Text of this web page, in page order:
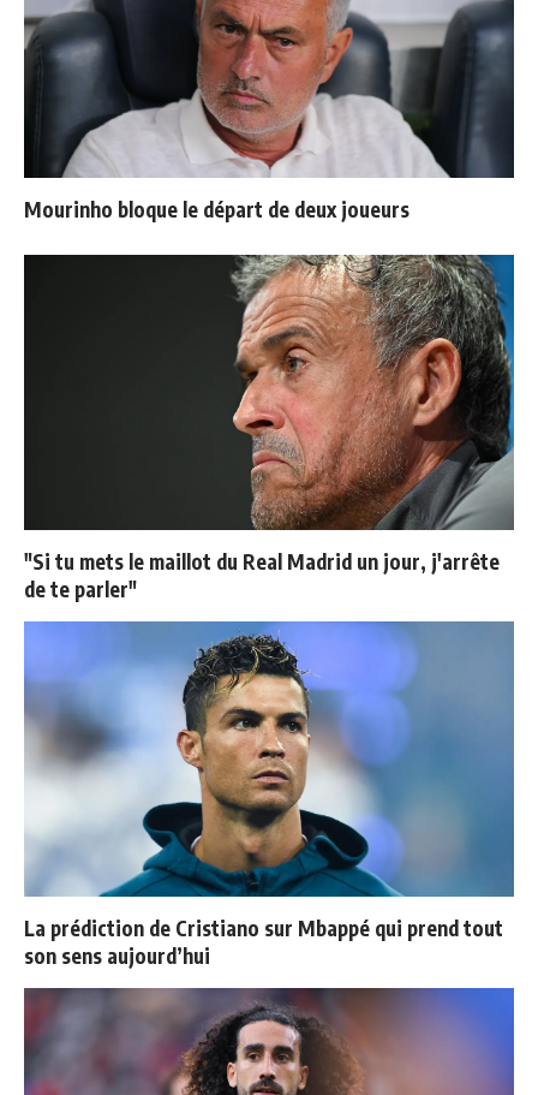
Mourinho bloque le départ de deux joueurs
"Si tu mets le maillot du Real Madrid un jour, j'arrête
de te parler"
La prédiction de Cristiano sur Mbappé qui prend tout
son sens aujourd’hui